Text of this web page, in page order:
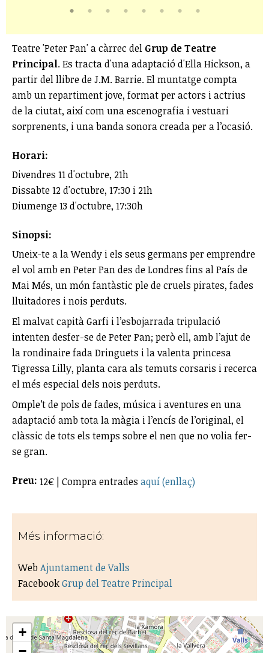
Teatre 'Peter Pan' a càrrec del Grup de Teatre
Principal. Es tracta d'una adaptació d'Ella Hickson, a
partir del llibre de J.M. Barrie. El muntatge compta
amb un repartiment jove, format per actors i actrius
de la ciutat, així com una escenografia i vestuari
sorprenents, i una banda sonora creada per a l’ocasió.
Horari:
Divendres 11 d'octubre, 21h
Dissabte 12 d'octubre, 17:30 i 21h
Diumenge 13 d'octubre, 17:30h
Sinopsi:
Uneix-te a la Wendy i els seus germans per emprendre
el vol amb en Peter Pan des de Londres fins al País de
Mai Més, un món fantàstic ple de cruels pirates, fades
lluitadores i nois perduts.
El malvat capità Garfi i l’esbojarrada tripulació
intenten desfer-se de Peter Pan; però ell, amb l’ajut de
la rondinaire fada Dringuets i la valenta princesa
Tigressa Lilly, planta cara als temuts corsaris i recerca
el més especial dels nois perduts.
Omple’t de pols de fades, música i aventures en una
adaptació amb tota la màgia i l’encís de l’original, el
clàssic de tots els temps sobre el nen que no volia fer-
se gran.
Preu: 12€ | Compra entrades aquí (enllaç)
Més informació:
WebAjuntament de Valls
FacebookGrup del Teatre Principal
+